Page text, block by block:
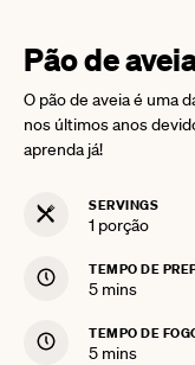
Pão de
O pão de aveia é uma
nos últimos anos
aprenda já!
SERVINGS
1 porção
TEMPO DE
5minutes
mins
TEMPO DE
5minutes
mins